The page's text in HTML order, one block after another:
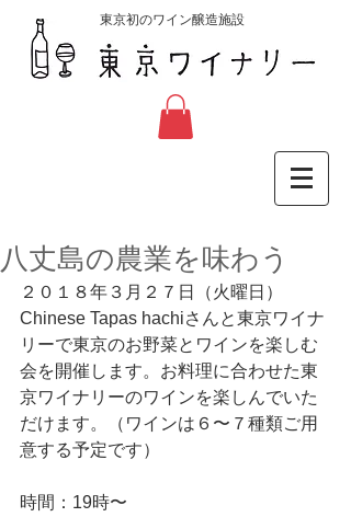
東京初のワイン醸造施設
八丈島の農業を味わう
２０１８年３月２７日（火曜日）
Chinese Tapas hachiさんと東京ワイナ
リーで東京のお野菜とワインを楽しむ
会を開催します。お料理に合わせた東
京ワイナリーのワインを楽しんでいた
だけます。（ワインは６〜７種類ご用
意する予定です）
時間：19時〜